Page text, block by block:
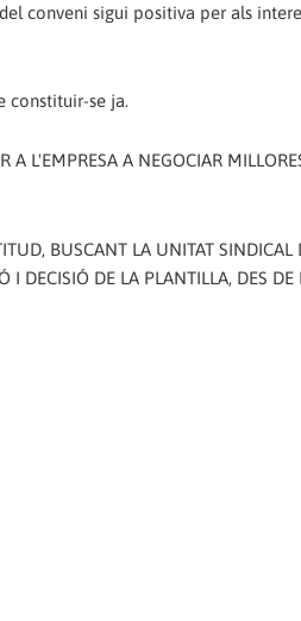
conveni sigui positiva per als
constituir-se ja.
A L'EMPRESA A NEGOCIAR
BUSCANT LA UNITAT SINDICAL
I DECISIÓ DE LA PLANTILLA, DES DE